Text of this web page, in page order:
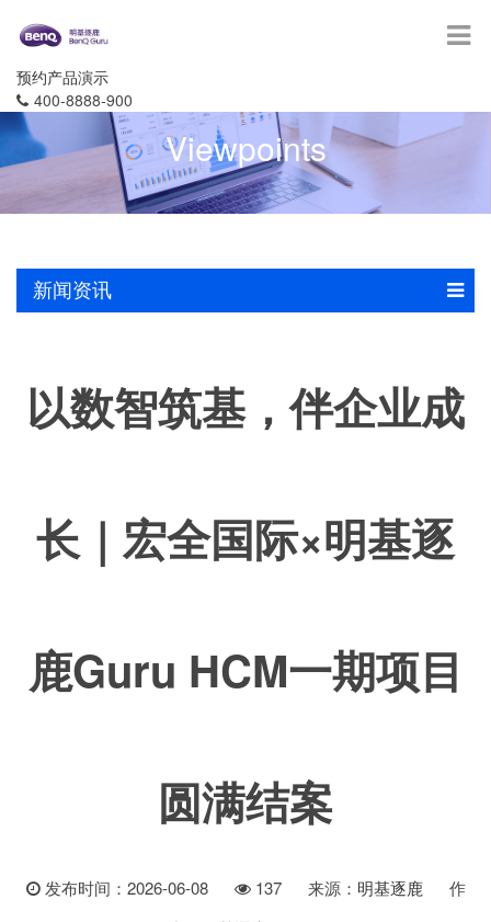
预约产品演示
400-8888-900
Viewpoints
新闻资讯
以数智筑基，伴企业成
长｜宏全国际×明基逐
鹿Guru HCM一期项目
圆满结案
发布时间：2026-06-08 137 来源： 明基逐鹿
作